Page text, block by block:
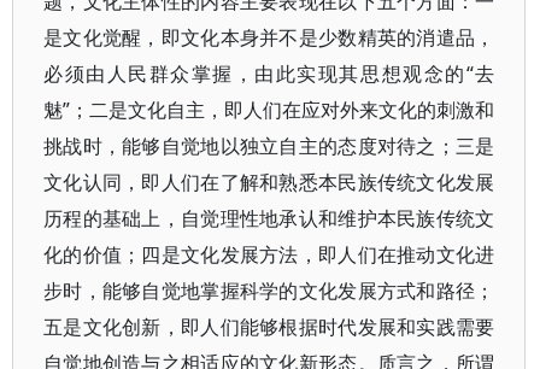
是文化觉醒，即文化本身并不是少数精英的消遣品，
必须由人民群众掌握，由此实现其思想观念的“去
魅”；二是文化自主，即人们在应对外来文化的刺激和
挑战时，能够自觉地以独立自主的态度对待之；三是
文化认同，即人们在了解和熟悉本民族传统文化发展
历程的基础上，自觉理性地承认和维护本民族传统文
化的价值；四是文化发展方法，即人们在推动文化进
步时，能够自觉地掌握科学的文化发展方式和路径；
五是文化创新，即人们能够根据时代发展和实践需要
自觉地创造与之相适应的文化新形态。质言之，所谓